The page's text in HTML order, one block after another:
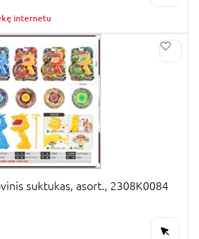
internetu
suktukas, asort., 2308K0084